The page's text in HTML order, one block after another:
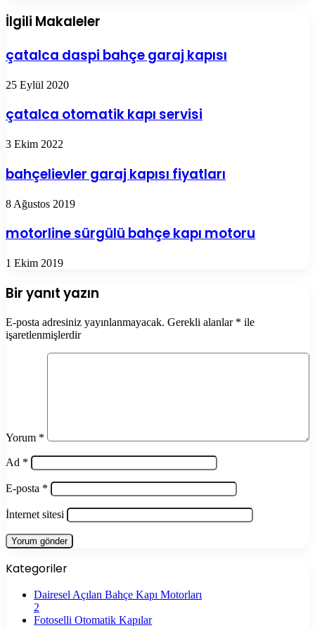
İlgili Makaleler
çatalca daspi bahçe garaj kapısı
25 Eylül 2020
çatalca otomatik kapı servisi
3 Ekim 2022
bahçelievler garaj kapısı fiyatları
8 Ağustos 2019
motorline sürgülü bahçe kapı motoru
1 Ekim 2019
Bir yanıt yazın
E-posta adresiniz yayınlanmayacak. Gerekli alanlar * ile
işaretlenmişlerdir
Yorum *
Ad *
E-posta *
İnternet sitesi
Kategoriler
Dairesel Açılan Bahçe Kapı Motorları
2
Fotoselli Otomatik Kapılar